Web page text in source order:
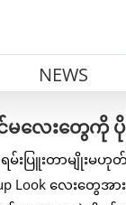
NEWS
ေးတွေကို ပိုပ
းပြူးတာမျိုးမဟု
Look လေးတွေအာ